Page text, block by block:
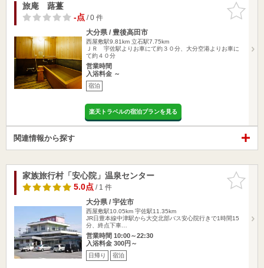
お気に入
りに追加
旅庵 蕗薹
-点/ 0 件
大分県 / 豊後高田市
西屋敷駅9.81km 立石駅7.75km
ＪＲ 宇佐駅よりお車にて約３０分、大分空港よりお車に
て約４０分
営業時間
入浴料金 ～
宿泊
楽天トラベルの宿泊プランを見る
関連情報から探す
お気に入
りに追加
家族旅行村「安心院」温泉センター
5.0点/ 1 件
大分県 / 宇佐市
西屋敷駅10.05km 宇佐駅11.35km
JR日豊本線中津駅から大交北部バス安心院行きで1時間15
分、終点下車…
営業時間 10:00～22:30
入浴料金 300円～
日帰り 宿泊